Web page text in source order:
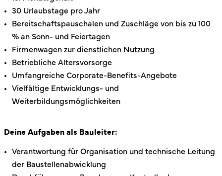
30 Urlaubstage pro Jahr
Bereitschaftspauschalen und Zuschläge von bis zu 100
% an Sonn- und Feiertagen
Firmenwagen zur dienstlichen Nutzung
Betriebliche Altersvorsorge
Umfangreiche Corporate-Benefits-Angebote
Vielfältige Entwicklungs- und
Weiterbildungsmöglichkeiten
Deine Aufgaben als Bauleiter:
Verantwortung für Organisation und technische Leitung
der Baustellenabwicklung